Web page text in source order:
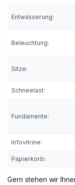
Entwässerung:
Beleuchtung:
Sitze:
Schneelast:
Fundamente:
Infovitrine:
Papierkorb:
Gern stehen wir